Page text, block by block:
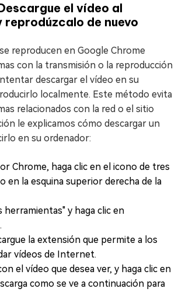
el vídeo al
reprodúzcalo de nuevo
reproducen en Google Chrome
con la transmisión o la reproducción
descargar el vídeo en su
localmente. Este método evita
relacionados con la red o el sitio
le explicamos cómo descargar un
en su ordenador:
Chrome, haga clic en el icono de tres
en la esquina superior derecha de la
herramientas" y haga clic en
la extensión que permite a los
vídeos de Internet.
el vídeo que desea ver, y haga clic en
como se ve a continuación para